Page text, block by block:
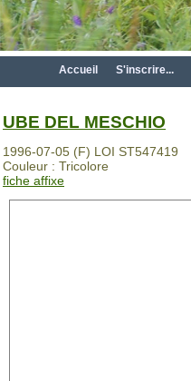
Accueil S'inscrire...
UBE DEL MESCHIO
1996-07-05 (F) LOI ST547419
Couleur : Tricolore
fiche affixe